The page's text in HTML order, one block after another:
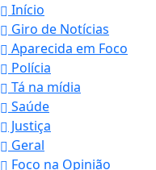
Início
Giro de Notícias
Aparecida em Foco
Polícia
Tá na mídia
Saúde
Justiça
Geral
Foco na Opinião